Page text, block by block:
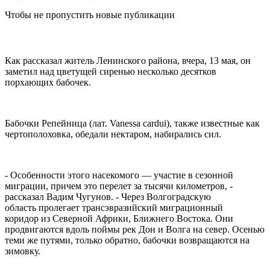
Чтобы не пропустить новые публикации
Как рассказал житель Ленинского района, вчера, 13 мая, он
заметил над цветущей сиренью несколько десятков
порхающих бабочек.
Бабочки Репейница (лат. Vanessa cardui), также известные как
чертополоховка, обедали нектаром, набирались сил.
- Особенности этого насекомого — участие в сезонной
миграции, причем это перелет за тысячи километров, -
рассказал Вадим Чугунов. - Через Волгоградскую
область пролегает трансэвразийский миграционный
коридор из Северной Африки, Ближнего Востока. Они
продвигаются вдоль поймы рек Дон и Волга на север. Осенью
теми же путями, только обратно, бабочки возвращаются на
зимовку.